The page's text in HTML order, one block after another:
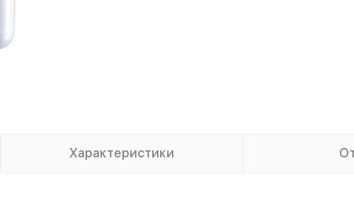
Характеристики